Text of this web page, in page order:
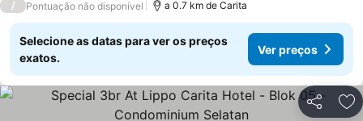
/ Pontuação não disponível a 0.7 km de Carita
Selecione as datas para ver os preços
exatos.
Ver preços
Partilhar